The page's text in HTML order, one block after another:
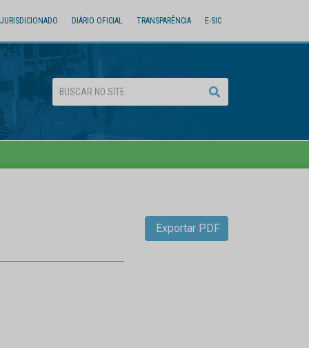
JURISDICIONADO DIÁRIO OFICIAL TRANSPARÊNCIA E-SIC
Exportar PDF